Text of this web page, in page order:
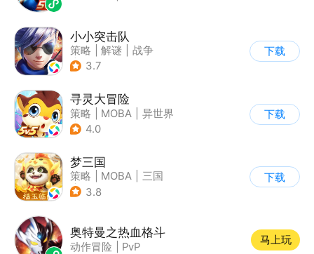
小小突击队
策略 解谜
战争
| 5v5
3.7
下载
寻灵大冒险
策略 MOBA
异世界
| 寻灵大冒险
4.0
下载
梦三国
策略 MOBA
三国
| 中国风
3.8
下载
奥特曼之热血格斗
动作冒险 PvP
马上玩